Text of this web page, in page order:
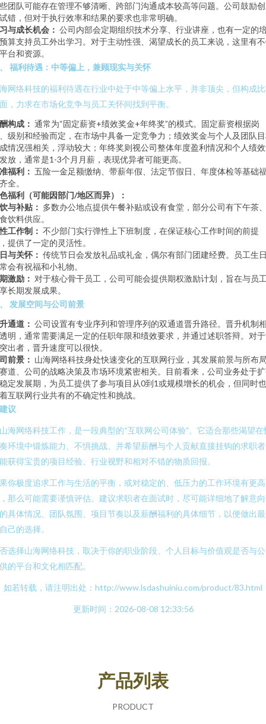
团队可能存在管理不够清晰、跨部门沟通成本较高等问题。公司鼓励
错，但对于执行效率和结果的要求也非常明确。
与成长机会： 公司内部会定期组织技术分享、行业讲座，也有一定的
算支持员工外出学习。对于主动性强、渴望成长的员工来说，这里有
台和资源。
福利待遇：中等偏上，兼顾现实与关怀
网络科技的福利待遇在行业中处于中等偏上水平，并非顶尖，但构成
，力求在市场化竞争与员工关怀间找到平衡。
构成： 通常为“固定薪资+绩效奖金+年终奖”的模式。固定薪资根据岗
级别和经验而定，在市场中具备一定竞争力；绩效奖金与个人及团队
情况强相关，浮动较大；年终奖则视公司整体年度盈利情况和个人绩
放，通常是1-3个月月薪，表现优异者可能更高。
福利： 五险一金足额缴纳、带薪年假、法定节假日、年度体检等基础
全。
福利（可能因部门/地区而异）：
与补贴： 多数办公地点提供午餐补贴或设有食堂，部分公司有下午茶
饮料供应。
工作制： 不少部门实行弹性上下班制度，在保证核心工作时间的前提
提供了一定的灵活性。
与关怀： 传统节日会发放礼品或礼金，偶尔有部门团建经费。员工生
会有祝福和小礼物。
激励： 对于核心骨干员工，公司可能会提供期权激励计划，旨在与员
长期发展成果。
发展空间与公司前景
通道： 公司设置有专业序列和管理序列的双通道晋升路径。晋升机制
明，通常需要满足一定的任职年限和绩效要求，并通过述职答辩。对
出者，晋升速度可以很快。
前景： 山海网络科技身处快速变化的互联网行业，其发展前景与所布
道、公司的战略决策及市场环境紧密相关。目前看来，公司业务处于
定发展期，为员工提供了参与项目从0到1或规模增长的机会，但同时
互联网行业共有的不确定性和挑战。
议
海网络科技工作，是一段典型的“互联网公司体验”。它适合那些渴望在
环境中锻炼能力、不惧挑战、并希望薪酬与个人贡献直接挂钩的求职
获得宝贵的项目经验、行业视野和相对不错的物质回报。
你极度追求工作与生活的平衡，或对稳定的、低压力的工作环境有更
那么可能需要谨慎评估。建议求职者在面试时，尽可能详细地了解意
具体情况、团队氛围、项目节奏以及薪酬福利的具体细节，以便做出
己的选择。
选择山海网络科技，取决于你的职业阶段、个人目标与价值观是否与
的平台和文化相匹配。
如若转载，请注明出处：http://www.lsdashuiniu.com/product/83.html
更新时间：2026-08-08 12:33:56
产品列表
PRODUCT